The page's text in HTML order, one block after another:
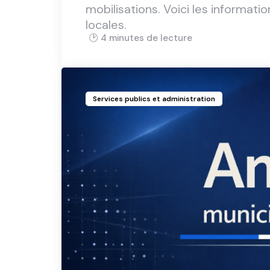
mobilisations. Voici les
locales.
4 min
Services publics et administration